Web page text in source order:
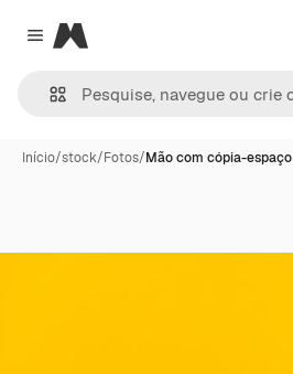
Close menu
Magnific
Início/stock/Fotos/Mão com cópia-espaço